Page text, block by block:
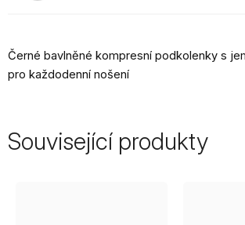
Černé bavlněné kompresní podkolenky s
pro každodenní nošení
Související produkty